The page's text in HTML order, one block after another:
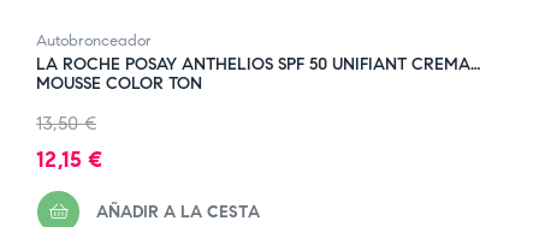
Autobronceador
LA ROCHE POSAY ANTHELIOS SPF 50 UNIFIANT CREMA
MOUSSE COLOR TON
Precio
regular
13,50 €
Precio
12,15 €
AÑADIR A LA CESTA